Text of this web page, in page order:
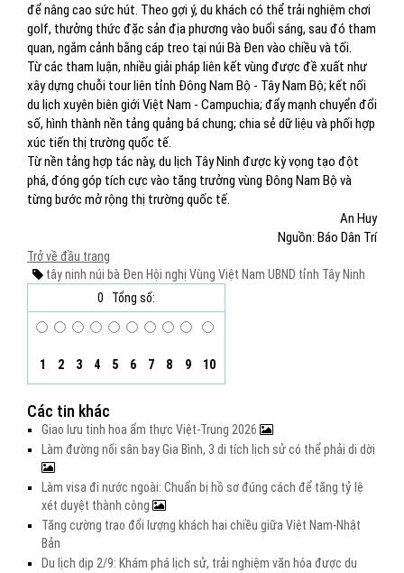
để nâng cao sức hút. Theo gợi ý, du khách có thể trải nghiệm chơi
golf, thưởng thức đặc sản địa phương vào buổi sáng, sau đó tham
quan, ngắm cảnh bằng cáp treo tại núi Bà Đen vào chiều và tối.
Từ các tham luận, nhiều giải pháp liên kết vùng được đề xuất như
xây dựng chuỗi tour liên tỉnh Đông Nam Bộ - Tây Nam Bộ; kết nối
du lịch xuyên biên giới Việt Nam - Campuchia; đẩy mạnh chuyển đổi
số, hình thành nền tảng quảng bá chung; chia sẻ dữ liệu và phối hợp
xúc tiến thị trường quốc tế.
Từ nền tảng hợp tác này, du lịch Tây Ninh được kỳ vọng tạo đột
phá, đóng góp tích cực vào tăng trưởng vùng Đông Nam Bộ và
từng bước mở rộng thị trường quốc tế.
An Huy
Nguồn: Báo Dân Trí
Trở về đầu trang
tây ninh núi bà Đen Hội nghị Vùng Việt Nam UBND tỉnh Tây Ninh
0
Tổng số:
1 2 3 4 5 6 7 8 9 10
Các tin khác
Giao lưu tinh hoa ẩm thực Việt-Trung 2026
Làm đường nối sân bay Gia Bình, 3 di tích lịch sử có thể phải di dời
Làm visa đi nước ngoài: Chuẩn bị hồ sơ đúng cách để tăng tỷ lệ
xét duyệt thành công
Tăng cường trao đổi lượng khách hai chiều giữa Việt Nam-Nhật
Bản
Du lịch dịp 2/9: Khám phá lịch sử, trải nghiệm văn hóa được du